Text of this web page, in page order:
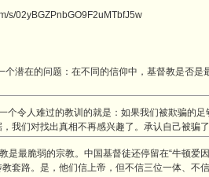
s/02yBGZPnbGO9F2uMTbfJ5w
个潜在的问题：在不同的信仰中，基督教是否是
个令人难过的教训的就是：如果我们被欺骗的
我们对找出真相不再感兴趣了。承认自己被骗
是最脆弱的宗教。中国基督徒还停留在“牛顿爱
套路。是，他们信上帝，但不信三位一体、不